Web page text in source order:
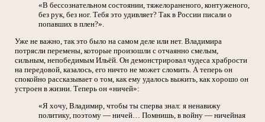
«В бессознательном состоянии, тяжелораненого, контуженого,
без рук, без ног. Тебя это удивляет? Так в России писали о
попавших в плен?».
Уже не важно, так это было на самом деле или нет. Владимира
потрясли перемены, которые произошли с отчаянно смелым,
сильным, непобедимым Ильёй. Он демонстрировал чудеса храбрости
на передовой, казалось, его ничто не может сломить. А теперь он
спокойно рассказывает о том, как ему удалось выжить, как хорошо он
устроен в жизни. Теперь он «ничей»:
«Я хочу, Владимир, чтобы ты сперва знал: я ненавижу
политику, поэтому — ничей… Помнишь, в войну — ничейная